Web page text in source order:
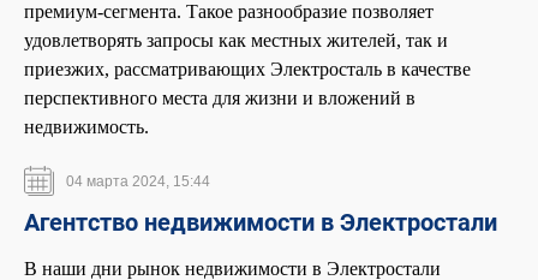
премиум-сегмента. Такое разнообразие позволяет
удовлетворять запросы как местных жителей, так и
приезжих, рассматривающих Электросталь в качестве
перспективного места для жизни и вложений в
недвижимость.
04 марта 2024, 15:44
Агентство недвижимости в Электростали
В наши дни рынок недвижимости в Электростали